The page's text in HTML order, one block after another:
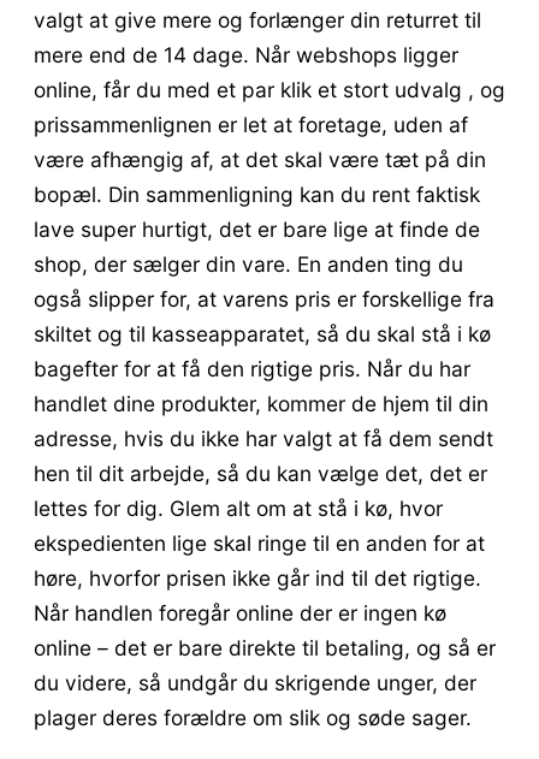
valgt at give mere og forlænger din returret til
mere end de 14 dage. Når webshops ligger
online, får du med et par klik et stort udvalg , og
prissammenlignen er let at foretage, uden af
være afhængig af, at det skal være tæt på din
bopæl. Din sammenligning kan du rent faktisk
lave super hurtigt, det er bare lige at finde de
shop, der sælger din vare. En anden ting du
også slipper for, at varens pris er forskellige fra
skiltet og til kasseapparatet, så du skal stå i kø
bagefter for at få den rigtige pris. Når du har
handlet dine produkter, kommer de hjem til din
adresse, hvis du ikke har valgt at få dem sendt
hen til dit arbejde, så du kan vælge det, det er
lettes for dig. Glem alt om at stå i kø, hvor
ekspedienten lige skal ringe til en anden for at
høre, hvorfor prisen ikke går ind til det rigtige.
Når handlen foregår online der er ingen kø
online – det er bare direkte til betaling, og så er
du videre, så undgår du skrigende unger, der
plager deres forældre om slik og søde sager.